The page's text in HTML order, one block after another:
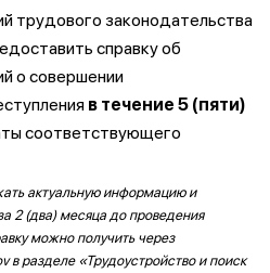
трудового законодательства
справку об
о совершении
в течение 5 (пяти)
соответствующего
актуальную информацию и
2 (два) месяца до проведения
можно получить через
в разделе «Трудоустройство и поиск